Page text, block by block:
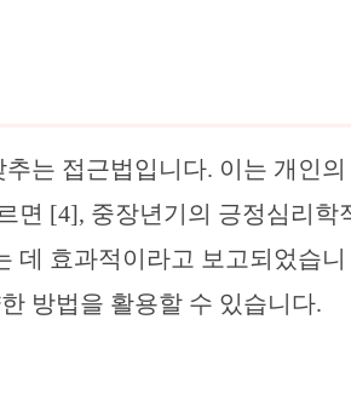
는 접근법입니다. 이는 개인의
면 [4], 중장년기의 긍정심리학
데 효과적이라고 보고되었습니
방법을 활용할 수 있습니다.